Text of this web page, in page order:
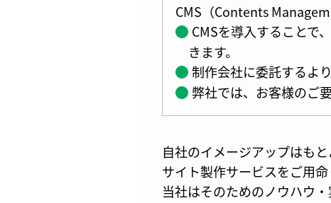
CMS（Contents
CMSを導入することで
きます。
制作会社に委託するよ
弊社では、お客様のご
自社のイメージアップはも
サイト製作サービスをご用命
当社はそのためのノウハウ・